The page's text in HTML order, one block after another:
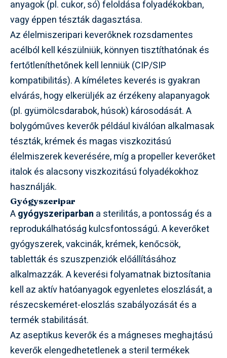
anyagok (pl. cukor, só) feloldása folyadékokban,
vagy éppen tészták dagasztása.
Az élelmiszeripari keverőknek rozsdamentes
acélból kell készülniük, könnyen tisztíthatónak és
fertőtleníthetőnek kell lenniük (CIP/SIP
kompatibilitás). A kíméletes keverés is gyakran
elvárás, hogy elkerüljék az érzékeny alapanyagok
(pl. gyümölcsdarabok, húsok) károsodását. A
bolygóműves keverők például kiválóan alkalmasak
tészták, krémek és magas viszkozitású
élelmiszerek keverésére, míg a propeller keverőket
italok és alacsony viszkozitású folyadékokhoz
használják.
Gyógyszeripar
Agyógyszeriparban a sterilitás, a pontosság és a
reprodukálhatóság kulcsfontosságú. A keverőket
gyógyszerek, vakcinák, krémek, kenőcsök,
tabletták és szuszpenziók előállításához
alkalmazzák. A keverési folyamatnak biztosítania
kell az aktív hatóanyagok egyenletes eloszlását, a
részecskeméret-eloszlás szabályozását és a
termék stabilitását.
Az aseptikus keverők és a mágneses meghajtású
keverők elengedhetetlenek a steril termékek